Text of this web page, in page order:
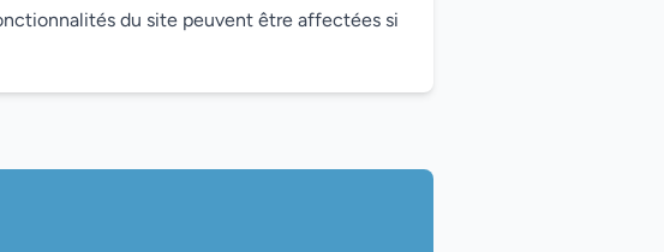
du site peuvent être affectées si